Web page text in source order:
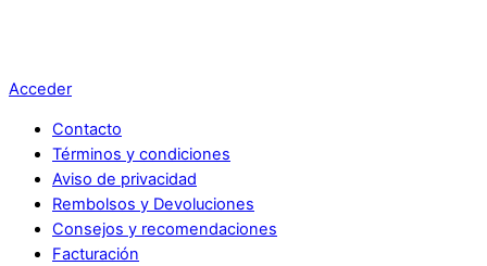
Acceder
Contacto
Términos y condiciones
Aviso de privacidad
Rembolsos y Devoluciones
Consejos y recomendaciones
Facturación